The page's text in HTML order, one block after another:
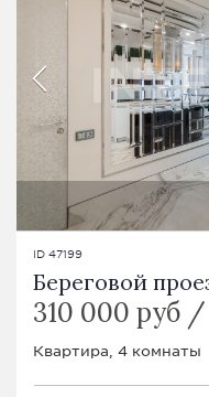
ID 47199
Береговой
310 000 руб
Квартира, 4 комнаты